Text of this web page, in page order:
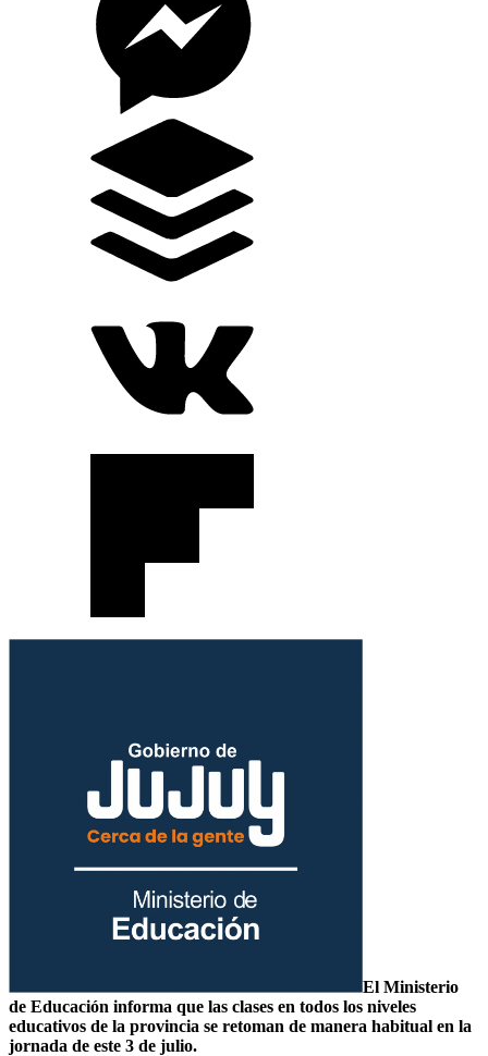
El Ministerio
de Educación informa que las clases en todos los niveles
educativos de la provincia se retoman de manera habitual en la
jornada de este 3 de julio.